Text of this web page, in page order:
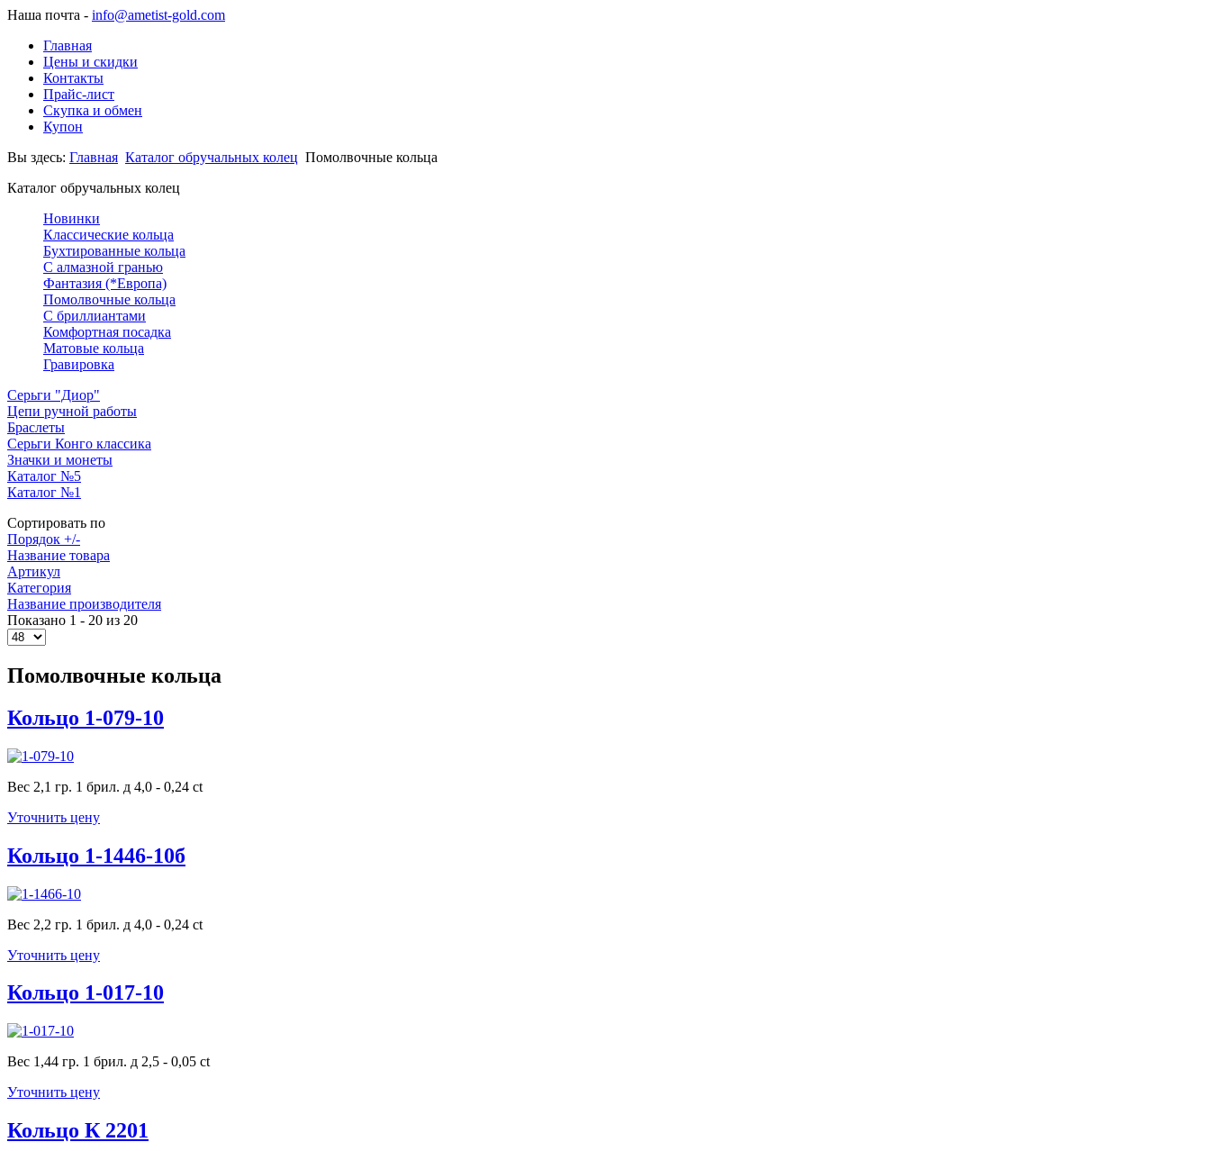
Наша почта - info@ametist-gold.com
Главная
Цены и скидки
Контакты
Прайс-лист
Скупка и обмен
Купон
Вы здесь: Главная Каталог обручальных колец Помолвочные кольца
Каталог обручальных колец
Новинки
Классические кольца
Бухтированные кольца
С алмазной гранью
Фантазия (*Европа)
Помолвочные кольца
С бриллиантами
Комфортная посадка
Матовые кольца
Гравировка
Серьги "Диор"
Цепи ручной работы
Браслеты
Серьги Конго классика
Значки и монеты
Каталог №5
Каталог №1
Сортировать по
Порядок +/-
Название товара
Артикул
Категория
Название производителя
Показано 1 - 20 из 20
Помолвочные кольца
Кольцо 1-079-10
Вес 2,1 гр. 1 брил. д 4,0 - 0,24 ct
Уточнить цену
Кольцо 1-1446-10б
Вес 2,2 гр. 1 брил. д 4,0 - 0,24 ct
Уточнить цену
Кольцо 1-017-10
Вес 1,44 гр. 1 брил. д 2,5 - 0,05 ct
Уточнить цену
Кольцо К 2201